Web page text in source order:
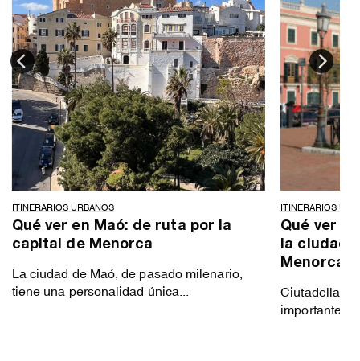
ITINERARIOS URBANOS
Qué ver en Maó: de ruta por la
capital de Menorca
La ciudad de Maó, de pasado milenario,
tiene una personalidad única...
ITINERARIOS
Qué ver
la ciudad
Menorca
Ciutadella
importante